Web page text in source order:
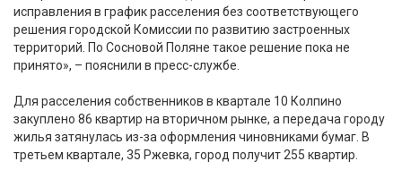
исправления в график расселения без соответствующего
решения городской Комиссии по развитию застроенных
территорий. По Сосновой Поляне такое решение пока не
принято», – пояснили в пресс-службе.
Для расселения собственников в квартале 10 Колпино
закуплено 86 квартир на вторичном рынке, а передача городу
жилья затянулась из-за оформления чиновниками бумаг. В
третьем квартале, 35 Ржевка, город получит 255 квартир.